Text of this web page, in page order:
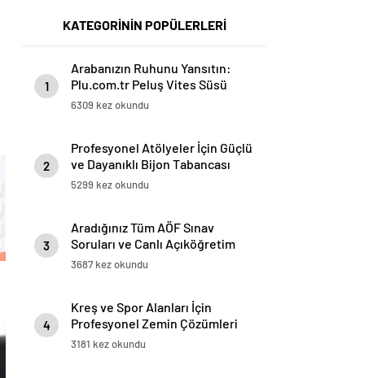
KATEGORİNİN POPÜLERLERİ
1
Arabanızın Ruhunu Yansıtın:
Plu.com.tr Peluş Vites Süsü
Modelleri
6309 kez okundu
2
Profesyonel Atölyeler İçin Güçlü
ve Dayanıklı Bijon Tabancası
Çözümleri
5299 kez okundu
3
Aradığınız Tüm AÖF Sınav
Soruları ve Canlı Açıköğretim
Forumu Burada
3687 kez okundu
4
Kreş ve Spor Alanları İçin
Profesyonel Zemin Çözümleri
3181 kez okundu